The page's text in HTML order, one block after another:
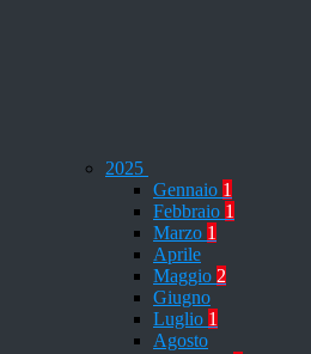
2025
Gennaio 1
Febbraio 1
Marzo 1
Aprile
Maggio 2
Giugno
Luglio 1
Agosto